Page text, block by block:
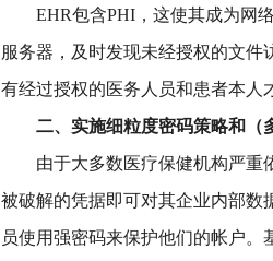
EHR包含PHI，这使其成为网
服务器，及时发现未经授权的文件
有经过授权的医务人员和患者本人
二、实施细粒度密码策略和（
由于大多数医疗保健机构严重
被破解的凭据即可对其企业内部数
员使用强密码来保护他们的帐户